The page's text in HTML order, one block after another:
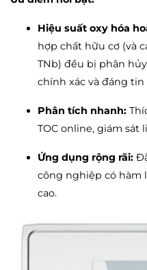
Hiệu suất oxy hóa
hợp chất hữu cơ (và
TNb) đều bị phân
chính xác và đáng tin
Phân tích nhanh:
TOC online, giám
Ứng dụng rộng rãi:
công nghiệp có hàm
cao.